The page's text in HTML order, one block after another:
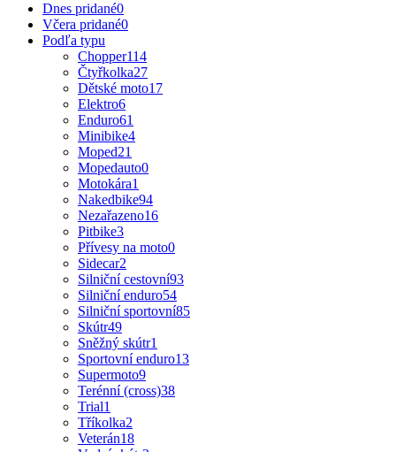
Dnes pridané0
Včera pridané0
Podľa typu
Chopper114
Čtyřkolka27
Dětské moto17
Elektro6
Enduro61
Minibike4
Moped21
Mopedauto0
Motokára1
Nakedbike94
Nezařazeno16
Pitbike3
Přívesy na moto0
Sidecar2
Silniční cestovní93
Silniční enduro54
Silniční sportovní85
Skútr49
Sněžný skútr1
Sportovní enduro13
Supermoto9
Terénní (cross)38
Trial1
Tříkolka2
Veterán18